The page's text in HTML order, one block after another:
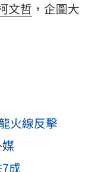
文哲 ，企圖大
火線反擊
成